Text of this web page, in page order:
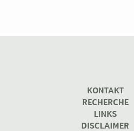
KONTAKT
RECHERCHE
LINKS
DISCLAIMER